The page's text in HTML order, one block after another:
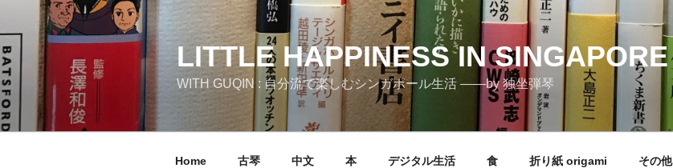
テ
ン
ツ
へ
ス
LITTLE HAPPINESS IN SINGAPORE
WITH GUQIN : 自分流で楽しむシンガポール生活 ――by 独坐弾琴
Home 古琴 中文 本 デジタル生活 食 折り紙 origami その他